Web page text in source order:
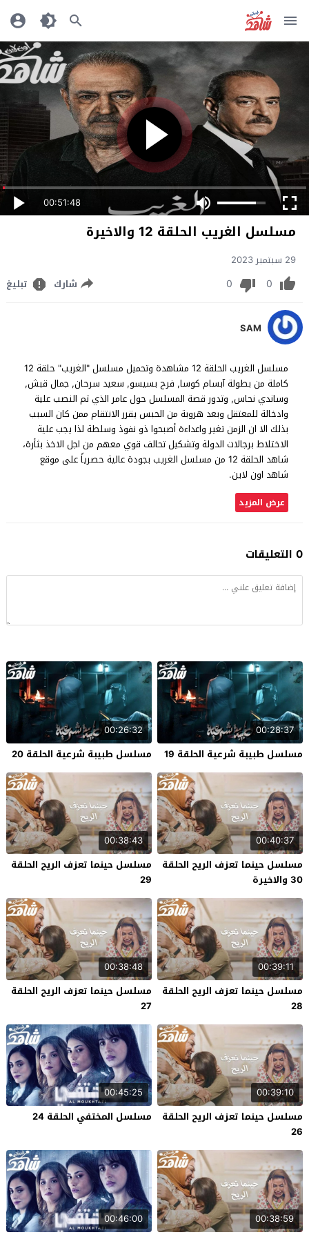
00:51:48
مسلسل الغريب الحلقة 12 والاخيرة
29 سبتمبر 2023
0
0 شارك تبليغ
SAM
مسلسل الغريب الحلقة 12 مشاهدة وتحميل مسلسل "الغريب" حلقة 12
كاملة من بطولة آبسام كوسا, فرح بسيسو, سعيد سرحان, جمال قبش,
وساندي نحاس, وتدور قصة المسلسل حول عامر الذي تم النصب علية
وادخالة للمعتقل وبعد هروبة من الحبس يقرر الانتقام ممن كان السبب
بذلك الا ان الزمن تغير واعداءة أصبحوا ذو نفوذ وسلطة لذا يجب علية
الاختلاط برجالات الدولة وتشكيل تحالف قوي معهم من اجل الاخذ بثأرة،
شاهد الحلقة 12 من مسلسل الغريب بجودة عالية حصرياً على موقع
شاهد اون لاين.
عرض المزيد
0 التعليقات
00:28:37
مسلسل طبيبة شرعية الحلقة 19
00:26:32
مسلسل طبيبة شرعية الحلقة 20
00:40:37
مسلسل حينما تعزف الريح الحلقة
30 والاخيرة
00:38:43
مسلسل حينما تعزف الريح الحلقة
29
00:39:11
مسلسل حينما تعزف الريح الحلقة
28
00:38:48
مسلسل حينما تعزف الريح الحلقة
27
00:39:10
مسلسل حينما تعزف الريح الحلقة
26
00:45:25
مسلسل المختفي الحلقة 24
00:38:59
00:46:00